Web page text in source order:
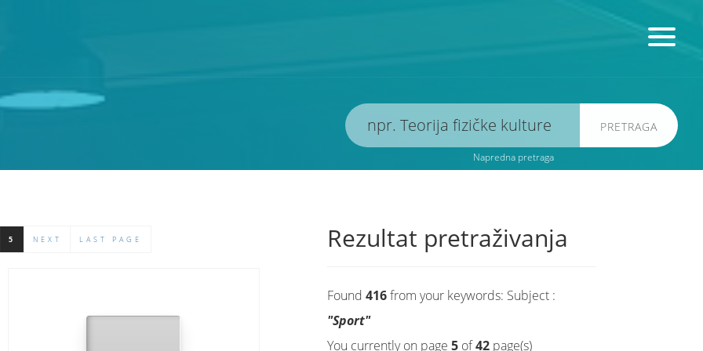
PRETRAGA
Napredna pretraga
5 NEXT LAST PAGE Rezultat pretraživanja
Found416from your keywords: Subject :
"Sport"
You currently on page5 of42 page(s)